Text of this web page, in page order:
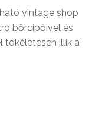
vintage shop
bőrcipőivel és
tökéletesen illik a